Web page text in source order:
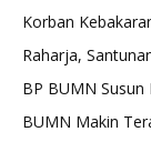
Korban
Raharja,
BP BUMN
BUMN Makin